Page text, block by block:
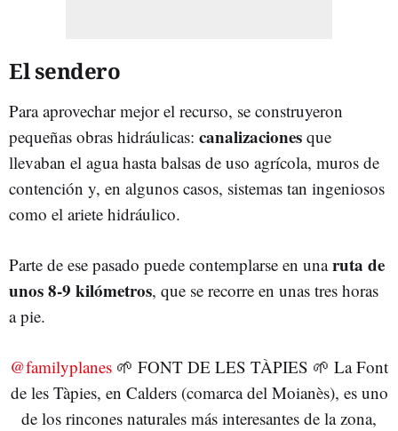
El sendero
Para aprovechar mejor el recurso, se construyeron
pequeñas obras hidráulicas: canalizaciones que
llevaban el agua hasta balsas de uso agrícola, muros de
contención y, en algunos casos, sistemas tan ingeniosos
como el ariete hidráulico.
Parte de ese pasado puede contemplarse en unaruta de
unos 8-9 kilómetros, que se recorre en unas tres horas
a pie.
@familyplanes 🌱 FONT DE LES TÀPIES 🌱 La Font
de les Tàpies, en Calders (comarca del Moianès), es uno
de los rincones naturales más interesantes de la zona,